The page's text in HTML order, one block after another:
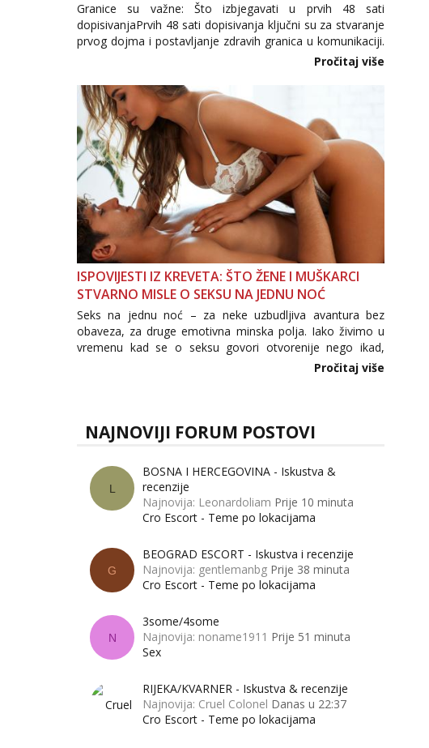
Granice su važne: Što izbjegavati u prvih 48 sati
dopisivanjaPrvih 48 sati dopisivanja ključni su za stvaranje
prvog dojma i postavljanje zdravih granica u komunikaciji.
Važno je izbjeći prebrzo otkrivanje osobnih ili intimnih
informacija, jer nepoznata osoba još nije zaslužila to
povjerenje. Takođe...
Pročitaj više
ISPOVIJESTI IZ KREVETA: ŠTO ŽENE I MUŠKARCI
STVARNO MISLE O SEKSU NA JEDNU NOĆ
Seks na jednu noć – za neke uzbudljiva avantura bez
obaveza, za druge emotivna minska polja. Iako živimo u
vremenu kad se o seksu govori otvorenije nego ikad,
tema „jedne noći strasti“ i dalje izaziva burne rasprave. Što
Pročitaj više
NAJNOVIJI FORUM POSTOVI
L
BOSNA I HERCEGOVINA - Iskustva &
recenzije
Najnovija: Leonardoliam Prije 10 minuta
Cro Escort - Teme po lokacijama
G
BEOGRAD ESCORT - Iskustva i recenzije
Najnovija: gentlemanbg Prije 38 minuta
Cro Escort - Teme po lokacijama
N
3some/4some
Najnovija: noname1911 Prije 51 minuta
Sex
RIJEKA/KVARNER - Iskustva & recenzije
Najnovija: Cruel Colonel Danas u 22:37
Cro Escort - Teme po lokacijama